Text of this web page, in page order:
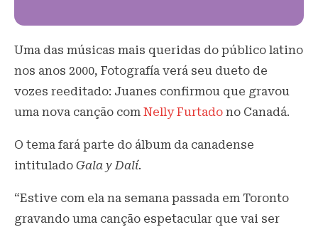
Uma das músicas mais queridas do público latino
nos anos 2000, Fotografía verá seu dueto de
vozes reeditado: Juanes confirmou que gravou
uma nova canção com Nelly Furtado no Canadá.
O tema fará parte do álbum da canadense
intitulado Gala y Dalí.
“Estive com ela na semana passada em Toronto
gravando uma canção espetacular que vai ser